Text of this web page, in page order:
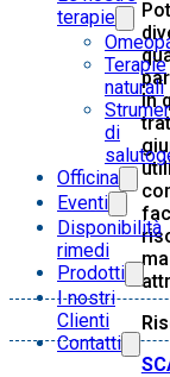
terapie
Terapie
naturali
di
Officina
Eventi
Disponibilità
rimedi
Prodotti
I nostri
Clienti
Contatti
In